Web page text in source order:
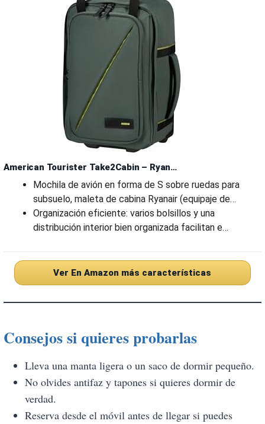
American Tourister Take2Cabin – Ryan…
Mochila de avión en forma de S sobre ruedas para
subsuelo, maleta de cabina Ryanair (equipaje de…
Organización eficiente: varios bolsillos y una
distribución interior bien organizada facilitan e…
Ver En Amazon más características
Consejos si quieres probarlas
Lleva una manta ligera o un saco de dormir pequeño.
No olvides antifaz y tapones si quieres dormir de
verdad.
Reserva desde el móvil antes de llegar si puedes